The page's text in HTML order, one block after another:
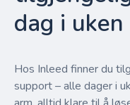
dag i uken
Hos Inleed finner du
support – alle dager i